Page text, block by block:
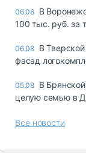
06.08 В
100 тыс. руб. за
06.08 В
фасад
05.08 В
целую семью в
Все новости